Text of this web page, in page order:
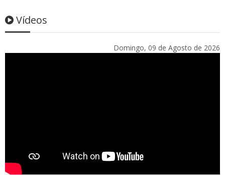
Vídeos
Domingo, 09 de Agosto de 2026